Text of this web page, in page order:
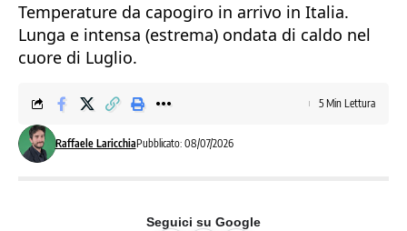
Temperature da capogiro in arrivo in Italia.
Lunga e intensa (estrema) ondata di caldo nel
cuore di Luglio.
Raffaele LaricchiaPubblicato: 08/07/2026
5 Min Lettura
Seguici su Google